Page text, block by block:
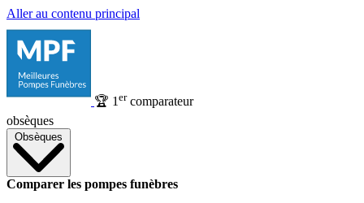
Aller au contenu principal
🏆 1 ercomparateur
obsèques
Obsèques
Comparer les pompes funèbres